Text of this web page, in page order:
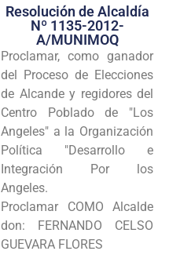
Transparencia
Seguridad
Programas
Intranet
Resolución de Alcaldía
Nº 1135-2012-
A/MUNIMOQ
Proclamar, como ganador
del Proceso de Elecciones
de Alcande y regidores del
Centro Poblado de "Los
Angeles" a la Organización
Política "Desarrollo e
Integración Por los
Angeles.
Proclamar COMO Alcalde
don: FERNANDO CELSO
GUEVARA FLORES